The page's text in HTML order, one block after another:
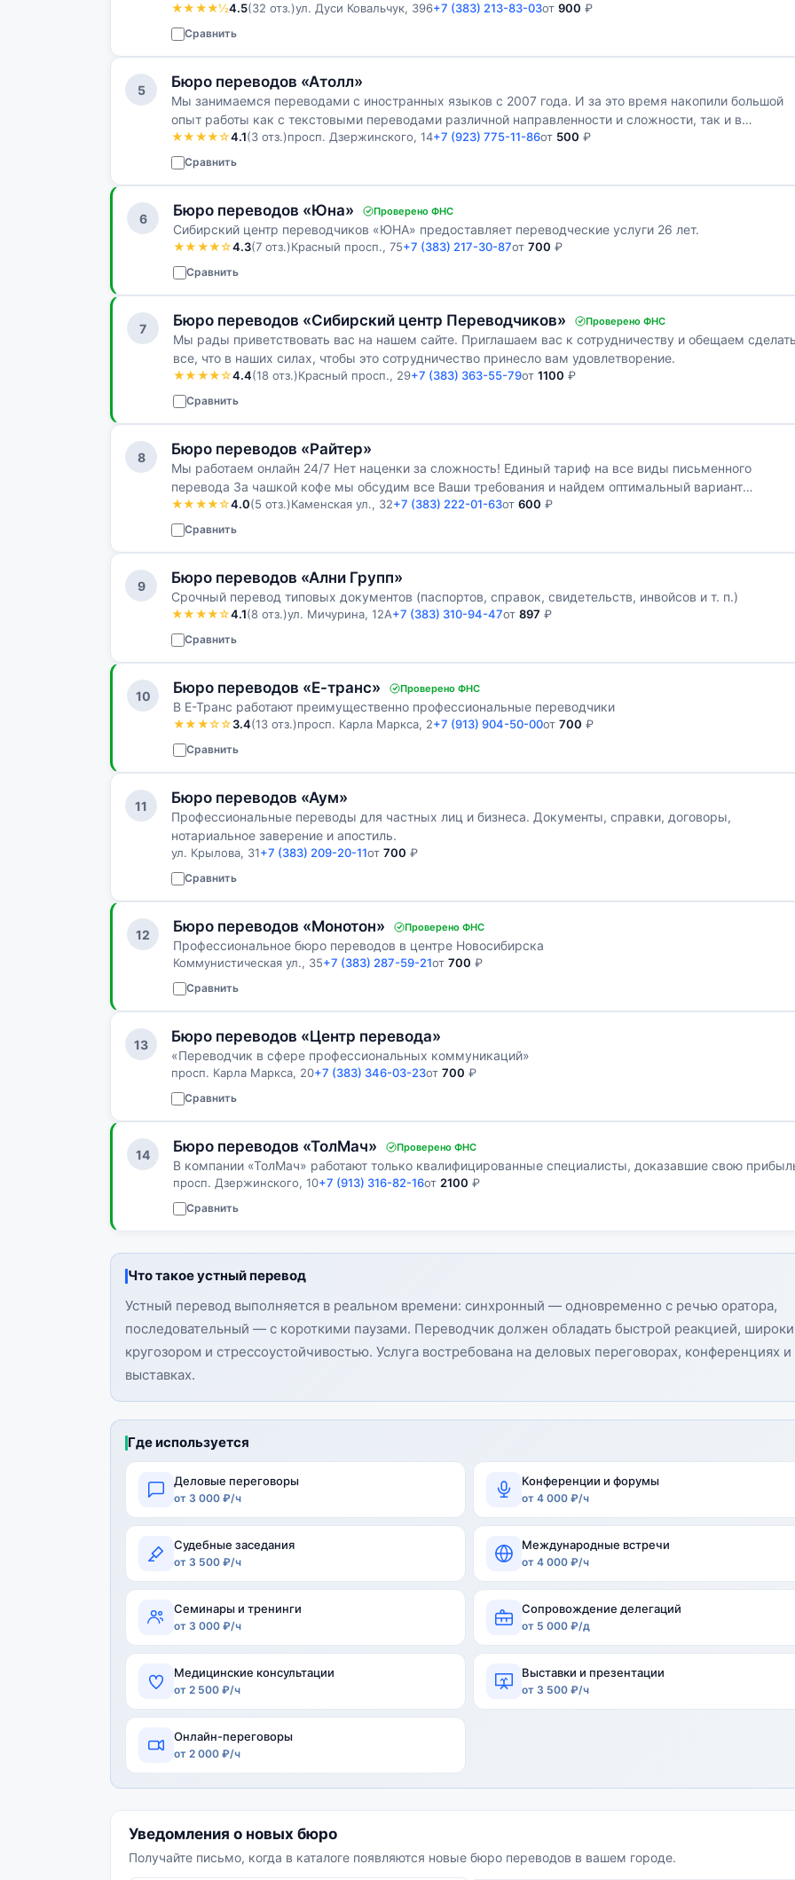
★★★★½4.5(32 отз.)ул. Дуси Ковальчук, 396+7 (383) 213-83-03от 900 ₽
Сравнить
5 Бюро переводов «Атолл»
Мы занимаемся переводами с иностранных языков с 2007 года. И за это время накопили большой
опыт работы как с текстовыми переводами различной направленности и сложности, так и в
переводах личных докуме…
★★★★☆4.1(3 отз.)просп. Дзержинского, 14+7 (923) 775-11-86от 500 ₽
Сравнить
6 Бюро переводов «Юна» Проверено ФНС
Сибирский центр переводчиков «ЮНА» предоставляет переводческие услуги 26 лет.
★★★★☆4.3(7 отз.)Красный просп., 75+7 (383) 217-30-87от 700 ₽
Сравнить
7 Бюро переводов «Сибирский центр Переводчиков» Проверено ФНС
Мы рады приветствовать вас на нашем сайте. Приглашаем вас к сотрудничеству и обещаем
все, что в наших силах, чтобы это сотрудничество принесло вам удовлетворение.
★★★★☆4.4(18 отз.)Красный просп., 29+7 (383) 363-55-79от 1100 ₽
Сравнить
8 Бюро переводов «Райтер»
Мы работаем онлайн 24/7 Нет наценки за сложность! Единый тариф на все виды письменного
перевода За чашкой кофе мы обсудим все Ваши требования и найдем оптимальный вариант
сотрудничества
★★★★☆4.0(5 отз.)Каменская ул., 32+7 (383) 222-01-63от 600 ₽
Сравнить
9 Бюро переводов «Ални Групп»
Срочный перевод типовых документов (паспортов, справок, свидетельств, инвойсов и т. п.)
★★★★☆4.1(8 отз.)ул. Мичурина, 12А+7 (383) 310-94-47от 897 ₽
Сравнить
10 Бюро переводов «Е-транс» Проверено ФНС
В Е-Транс работают преимущественно профессиональные переводчики
★★★☆☆3.4(13 отз.)просп. Карла Маркса, 2+7 (913) 904-50-00от 700 ₽
Сравнить
11 Бюро переводов «Аум»
Профессиональные переводы для частных лиц и бизнеса. Документы, справки, договоры,
нотариальное заверение и апостиль.
ул. Крылова, 31+7 (383) 209-20-11от 700 ₽
Сравнить
12 Бюро переводов «Монотон» Проверено ФНС
Профессиональное бюро переводов в центре Новосибирска
Коммунистическая ул., 35+7 (383) 287-59-21от 700 ₽
Сравнить
13 Бюро переводов «Центр перевода»
«Переводчик в сфере профессиональных коммуникаций»
просп. Карла Маркса, 20+7 (383) 346-03-23от 700 ₽
Сравнить
14 Бюро переводов «ТолМач» Проверено ФНС
В компании «ТолМач» работают только квалифицированные специалисты, доказавшие свою
просп. Дзержинского, 10+7 (913) 316-82-16от 2100 ₽
Сравнить
Что такое устный перевод
Устный перевод выполняется в реальном времени: синхронный — одновременно с речью оратора,
последовательный — с короткими паузами. Переводчик должен обладать быстрой реакцией,
кругозором и стрессоустойчивостью. Услуга востребована на деловых переговорах, конференциях и
выставках.
Где используется
Деловые переговоры
от 3 000 ₽/ч
Конференции и форумы
от 4 000 ₽/ч
Судебные заседания
от 3 500 ₽/ч
Международные встречи
от 4 000 ₽/ч
Семинары и тренинги
от 3 000 ₽/ч
Сопровождение делегаций
от 5 000 ₽/д
Медицинские консультации
от 2 500 ₽/ч
Выставки и презентации
от 3 500 ₽/ч
Онлайн-переговоры
от 2 000 ₽/ч
Уведомления о новых бюро
Получайте письмо, когда в каталоге появляются новые бюро переводов в вашем городе.